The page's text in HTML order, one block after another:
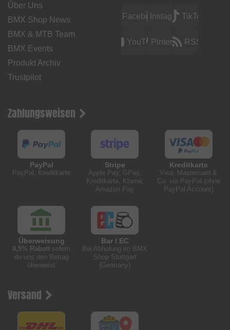
Über Uns
BMX Shop News
BMX & MTB Team
BMX Events
Produkt Archiv
Trustpilot
FacebookInstagramTikTok
YouTubePinterest RSS
Zahlungsweisen
PayPal
PayPal, Kreditkarte
Stripe
Apple Pay, GPay,
Kreditkarte, Klarna,
Amazon Pay
Kreditkarte
Visa, Mastercard &
Co. via PayPal (ohne
PayPal Account)
Überweisung
0,5% Rabatt sofern
du uns den Betrag
überweist
Bar / EC
Bei Abholung im BMX
Shop Stuttgart
(Germany)
Versand